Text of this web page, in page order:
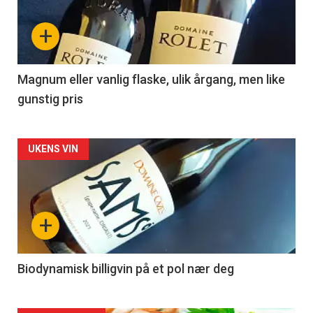
nå
3
+
Magnum eller vanlig flaske, ulik årgang, men like
gunstig pris
Forsiden
akkurat
nå
4
+
UKENS VIN
Biodynamisk billigvin på et pol nær deg